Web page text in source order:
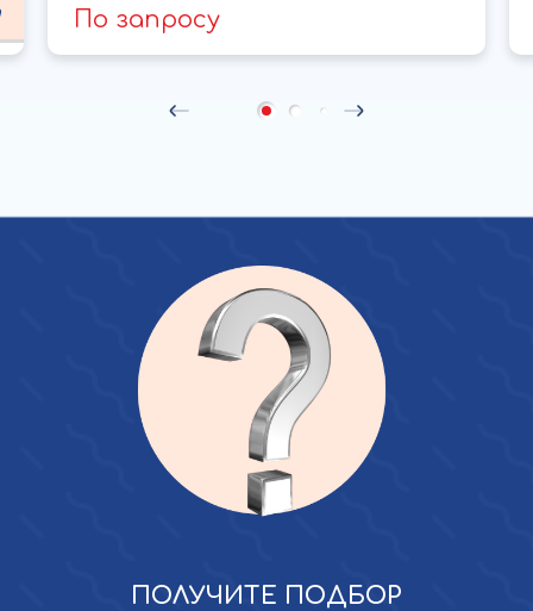
По запросу
ПОЛУЧИТЕ ПОДБОР